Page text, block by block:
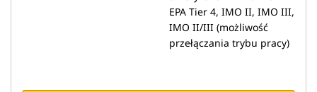
EPA Tier 4, IMO II, IMO III,
IMO II/III (możliwość
przełączania trybu pracy)